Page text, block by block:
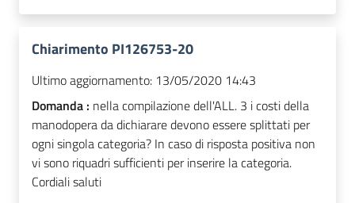
Chiarimento PI126753-20
Ultimo aggiornamento: 13/05/2020 14:43
Domanda : nella compilazione dell'ALL. 3 i costi della
manodopera da dichiarare devono essere splittati per
ogni singola categoria? In caso di risposta positiva non
vi sono riquadri sufficienti per inserire la categoria.
Cordiali saluti